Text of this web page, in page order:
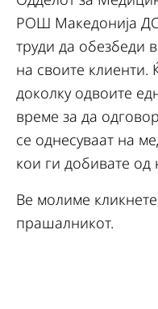
РОШ Македонија
труди да обезбеди
на своите клиенти.
доколку одвоите
време за да
се однесуваат на
кои ги добивате од
Ве молиме кликнете
прашалникот.